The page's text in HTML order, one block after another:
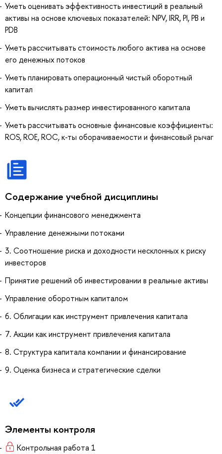
Уметь оценивать эффективность инвестиций в реальный
активы на основе ключевых показателей: NPV, IRR, PI, PB и
PDB
Уметь рассчитывать стоимость любого актива на основе
его денежных потоков
Уметь планировать операционный чистый оборотный
капитал
Уметь вычислять размер инвестированного капитала
Уметь рассчитывать основные финансовые коэффициенты:
ROS, ROE, ROC, к-ты оборачиваемости и финансовый рычаг
Содержание учебной дисциплины
Концепции финансового менеджмента
Управление денежными потоками
3. Соотношение риска и доходности несклонных к риску
инвесторов
Принятие решений об инвестировании в реальные активы
Управление оборотным капиталом
6. Облигации как инструмент привлечения капитала
7. Акции как инструмент привлечения капитала
8. Структура капитала компании и финансирование
9. Оценка бизнеса и стратегические сделки
Элементы контроля
Контрольная работа 1